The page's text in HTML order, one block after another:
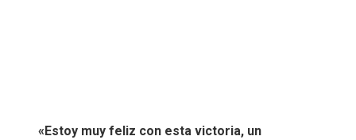
«Estoy muy feliz con esta victoria, un